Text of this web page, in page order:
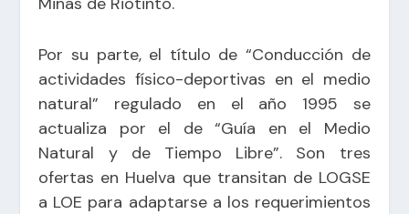
Por su parte, el título de “Conducción de
actividades físico-deportivas en el medio
natural” regulado en el año 1995 se
actualiza por el de “Guía en el Medio
Natural y de Tiempo Libre”. Son tres
ofertas en Huelva que transitan de LOGSE
a LOE para adaptarse a los requerimientos